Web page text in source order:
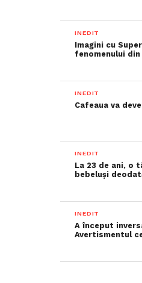
INEDIT
Imagini cu
fenomenului din
INEDIT
Cafeaua va
INEDIT
La 23 de ani, o
bebeluși
INEDIT
A început
Avertismentul